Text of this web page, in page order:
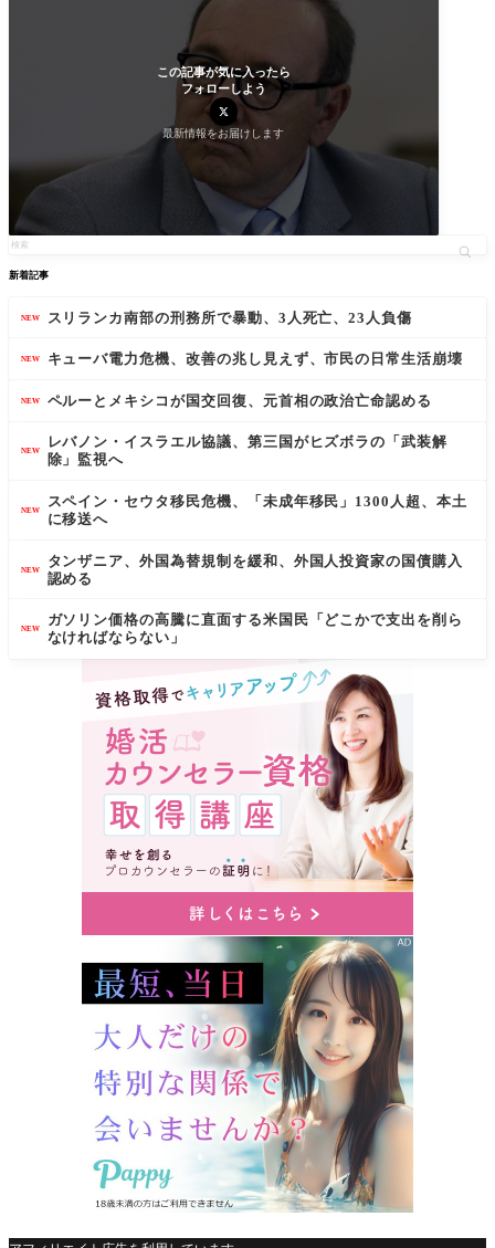
この記事が気に入ったら
フォローしよう
最新情報をお届けします
新着記事
NEW スリランカ南部の刑務所で暴動、3人死亡、23人負傷
NEW キューバ電力危機、改善の兆し見えず、市民の日常生活崩壊
NEW ペルーとメキシコが国交回復、元首相の政治亡命認める
NEW
レバノン・イスラエル協議、第三国がヒズボラの「武装解
除」監視へ
NEW
スペイン・セウタ移民危機、「未成年移民」1300人超、本土
に移送へ
NEW
タンザニア、外国為替規制を緩和、外国人投資家の国債購入
認める
NEW
ガソリン価格の高騰に直面する米国民「どこかで支出を削ら
なければならない」